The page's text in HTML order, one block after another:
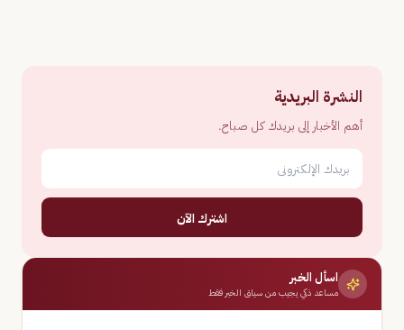
النشرة البريدية
أهم الأخبار إلى بريدك كل صباح.
اشترك الآن
اسأل الخبر
مساعد ذكي يجيب من سياق الخبر فقط